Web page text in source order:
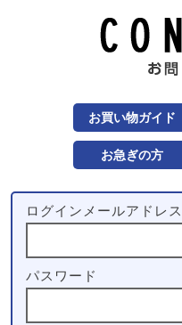
お買い物ガイド
お急ぎの方
ログインメールアドレ
パスワード